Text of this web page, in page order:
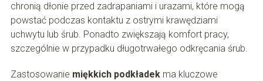
chronią dłonie przed zadrapaniami i urazami, które mogą
powstać podczas kontaktu z ostrymi krawędziami
uchwytu lub śrub. Ponadto zwiększają komfort pracy,
szczególnie w przypadku długotrwałego odkręcania śrub.
Zastosowanie miękkich podkładekma kluczowe